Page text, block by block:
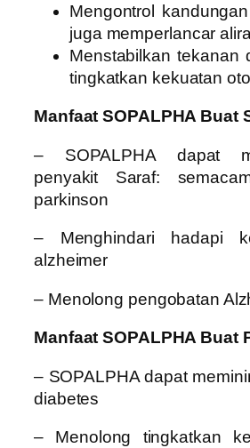
Mengontrol
juga memperlancar
Menstabilkan tekanan
tingkatkan kekuatan
Manfaat SOPALPHA Buat
– SOPALPHA dapat
penyakit Saraf:
parkinson
– Menghindari hadapi
alzheimer
– Menolong pengobatan
Manfaat SOPALPHA Buat
– SOPALPHA dapat
diabetes
– Menolong tingkatkan